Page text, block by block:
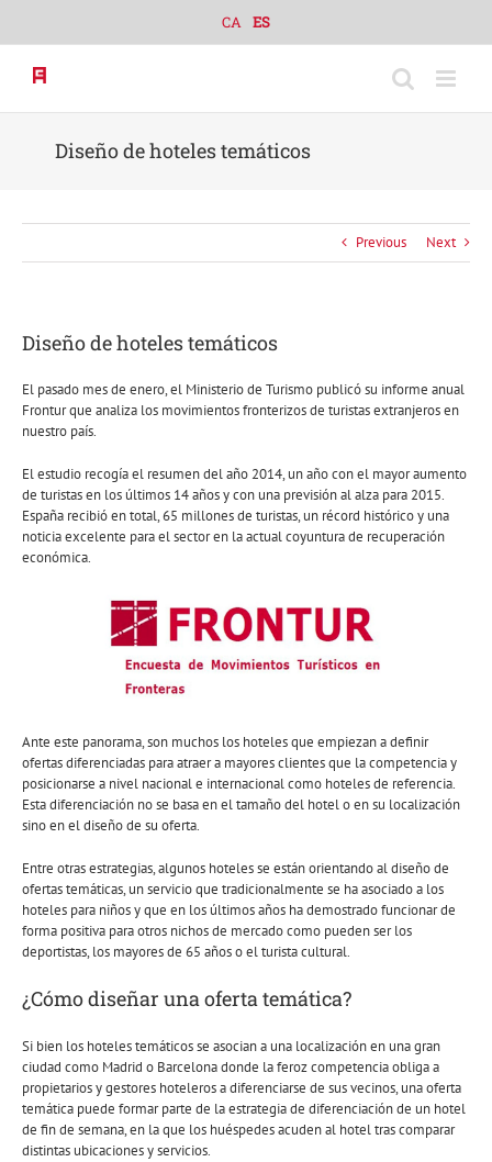
content
CA ES
Diseño de hoteles temáticos
Previous Next
Diseño de hoteles temáticos
El pasado mes de enero, el Ministerio de Turismo publicó su informe anual
Frontur que analiza los movimientos fronterizos de turistas extranjeros en
nuestro país.
El estudio recogía el resumen del año 2014, un año con el mayor aumento
de turistas en los últimos 14 años y con una previsión al alza para 2015.
España recibió en total, 65 millones de turistas, un récord histórico y una
noticia excelente para el sector en la actual coyuntura de recuperación
económica.
Ante este panorama, son muchos los hoteles que empiezan a definir
ofertas diferenciadas para atraer a mayores clientes que la competencia y
posicionarse a nivel nacional e internacional como hoteles de referencia.
Esta diferenciación no se basa en el tamaño del hotel o en su localización
sino en el diseño de su oferta.
Entre otras estrategias, algunos hoteles se están orientando al diseño de
ofertas temáticas, un servicio que tradicionalmente se ha asociado a los
hoteles para niños y que en los últimos años ha demostrado funcionar de
forma positiva para otros nichos de mercado como pueden ser los
deportistas, los mayores de 65 años o el turista cultural.
¿Cómo diseñar una oferta temática?
Si bien los hoteles temáticos se asocian a una localización en una gran
ciudad como Madrid o Barcelona donde la feroz competencia obliga a
propietarios y gestores hoteleros a diferenciarse de sus vecinos, una oferta
temática puede formar parte de la estrategia de diferenciación de un hotel
de fin de semana, en la que los huéspedes acuden al hotel tras comparar
distintas ubicaciones y servicios.